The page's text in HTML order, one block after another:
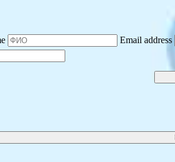
Email address